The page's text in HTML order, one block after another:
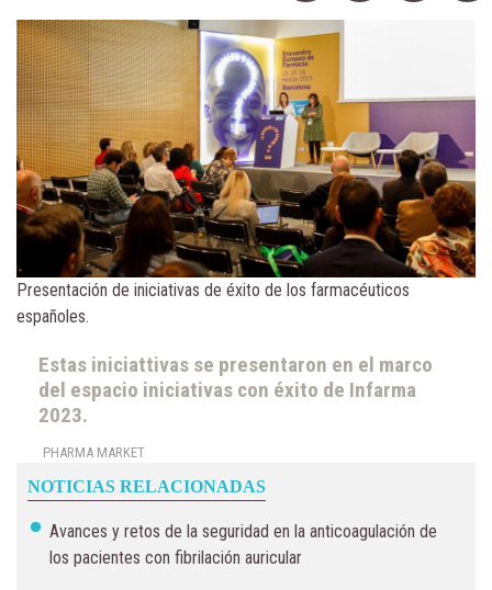
Presentación de iniciativas de éxito de los farmacéuticos
españoles.
Estas iniciattivas se presentaron en el marco
del espacio iniciativas con éxito de Infarma
2023.
PHARMA MARKET
NOTICIAS RELACIONADAS
Avances y retos de la seguridad en la anticoagulación de
los pacientes con fibrilación auricular